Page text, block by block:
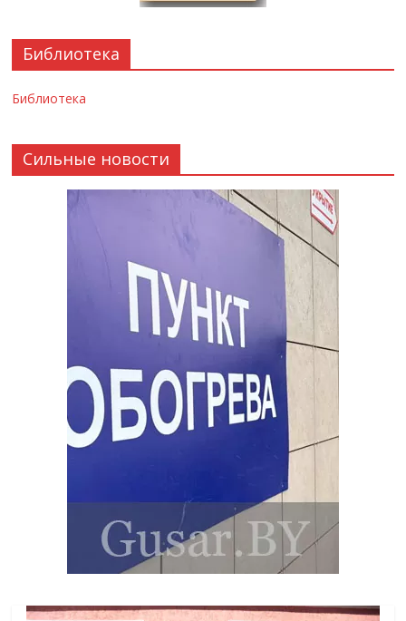
Библиотека
Библиотека
Сильные новости